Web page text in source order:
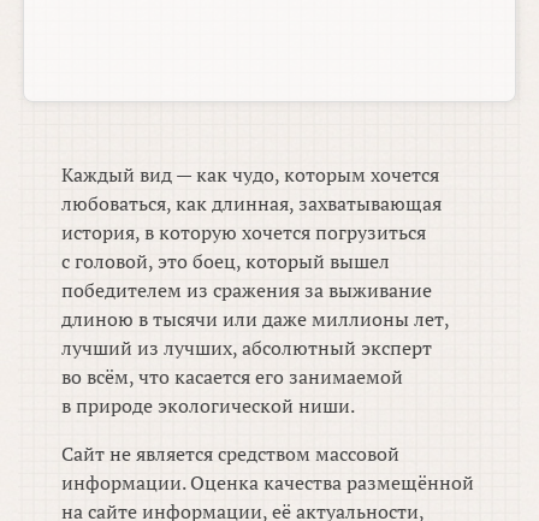
Каждый вид — как чудо, которым хочется
любоваться, как длинная, захватывающая
история, в которую хочется погрузиться
с головой, это боец, который вышел
победителем из сражения за выживание
длиною в тысячи или даже миллионы лет,
лучший из лучших, абсолютный эксперт
во всём, что касается его занимаемой
в природе экологической ниши.
Сайт не является средством массовой
информации. Оценка качества размещённой
на сайте информации, её актуальности,